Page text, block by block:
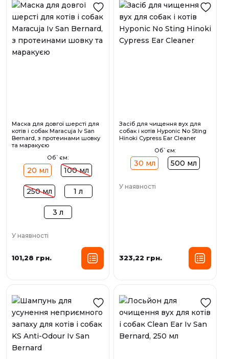
Маска для довгої шерсті для
котів і собак Maracuja Iv San
Bernard, з протеинами шовку
та маракуєю
Об`єм:
20 мл 100 мл
250 мл 1 л
3 л
У наявності
101,28 грн.
Засіб для чищення вух для
собак і котів Hyponic No Sting
Hinoki Cypress Ear Cleaner
Об`єм:
30 мл 500 мл
У наявності
323,22 грн.